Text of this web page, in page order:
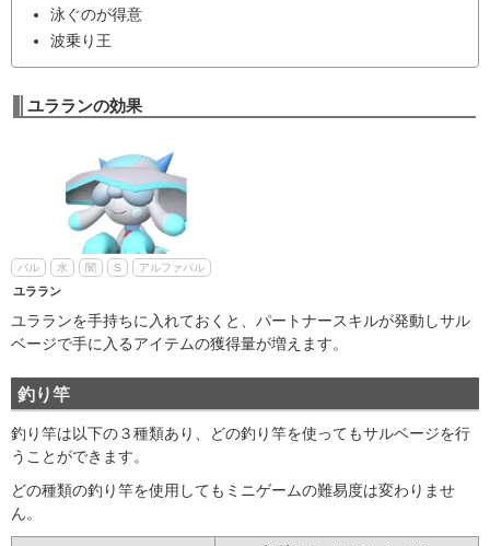
泳ぐのが得意
波乗り王
ユラランの効果
パル 水 闇 S アルファパル
手作業
ユララン
ユラランを手持ちに入れておくと、パートナースキルが発動しサル
ベージで手に入るアイテムの獲得量が増えます。
釣り竿
釣り竿は以下の３種類あり、どの釣り竿を使ってもサルベージを行
うことができます。
どの種類の釣り竿を使用してもミニゲームの難易度は変わりませ
ん。